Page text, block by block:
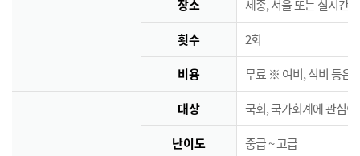
장소 세종, 서울 또는 실시간
횟수 2회
비용 무료 ※ 여비, 식비 등은
대상 국회, 국가회계에 관심
난이도 중급 ~ 고급